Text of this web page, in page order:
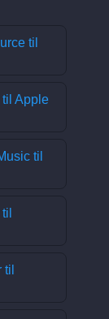
til
til Apple
til